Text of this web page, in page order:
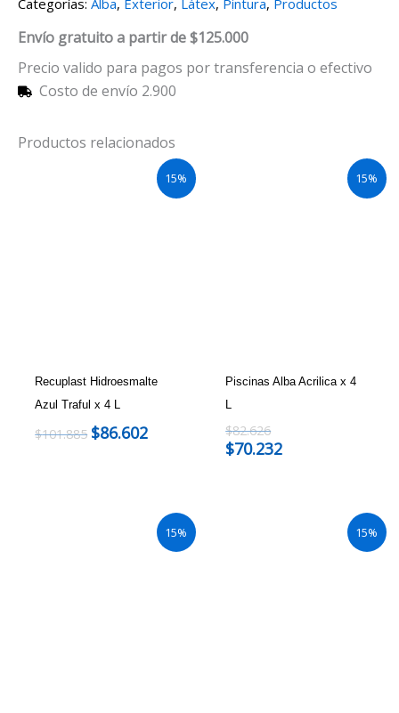
Categorías: Alba, Exterior, Látex, Pintura, Productos
Envío gratuito a partir de $125.000
Precio valido para pagos por transferencia o efectivo
Costo de envío 2.900
Productos relacionados
15%
Recuplast Hidroesmalte
Azul Traful x 4 L
$101.885 $86.602
15%
Piscinas Alba Acrilica x 4
L
$82.626
$70.232
15% 15%